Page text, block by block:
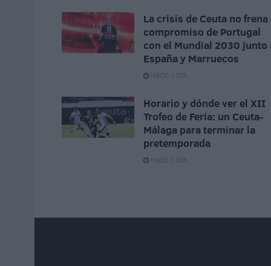
La crisis de Ceuta no frena
compromiso de Portugal
con el Mundial 2030 junto
España y Marruecos
HACE 1 DÍA
Horario y dónde ver el XII
Trofeo de Feria: un Ceuta-
Málaga para terminar la
pretemporada
HACE 1 DÍA